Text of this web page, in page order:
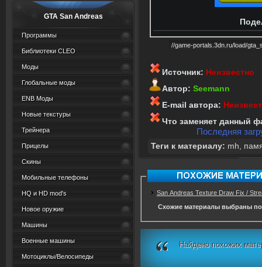
GTA San Andreas
Программы
Библиотеки CLEO
Моды
Глобальные моды
ENB Моды
Новые текстуры
Трейнера
Прицелы
Скины
Мобильные телефоны
HQ и HD mod's
Новое оружие
Машины
Военные машины
Мотоциклы/Велосипеды
Источник: Неизвестно
Автор: Seemann
E-mail автора:
Что заменяет данный
Последняя
Теги к материалу: mh
San Andreas Texture Draw Fix /
Схожие материалы выбраны по
Найдено похожих